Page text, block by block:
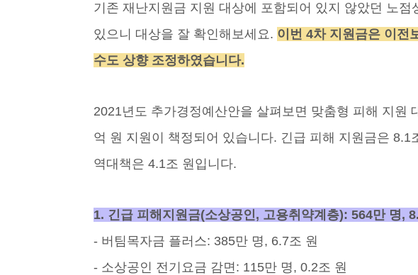
기존 재난지원금 지원 대상에 포함되어 있지 않았던 노점
있으니 대상을 잘 확인해보세요. 이번 4차 지원금은 이전
수도 상향 조정하였습니다.
2021년도 추가경정예산안을 살펴보면 맞춤형 피해 지원
억 원 지원이 책정되어 있습니다. 긴급 피해 지원금은
역대책은 4.1조 원입니다.
1. 긴급 피해지원금(소상공인, 고용취약계층): 564만 명,
- 버팀목자금 플러스: 385만 명, 6.7조 원
- 소상공인 전기요금 감면: 115만 명, 0.2조 원